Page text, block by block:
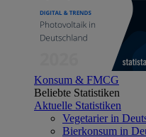
Konsum & FMCG
Beliebte Statistiken
Aktuelle Statistiken
Vegetarier in
Bierkonsum in